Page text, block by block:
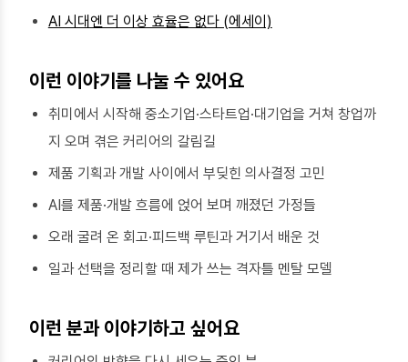
AI 시대엔 더 이상 효율은 없다 (에세이)
이런 이야기를 나눌 수 있어요
취미에서 시작해 중소기업·스타트업·대기업을 거쳐 창업까
지 오며 겪은 커리어의 갈림길
제품 기획과 개발 사이에서 부딪힌 의사결정 고민
AI를 제품·개발 흐름에 얹어 보며 깨졌던 가정들
오래 굴려 온 회고·피드백 루틴과 거기서 배운 것
일과 선택을 정리할 때 제가 쓰는 격자틀 멘탈 모델
이런 분과 이야기하고 싶어요